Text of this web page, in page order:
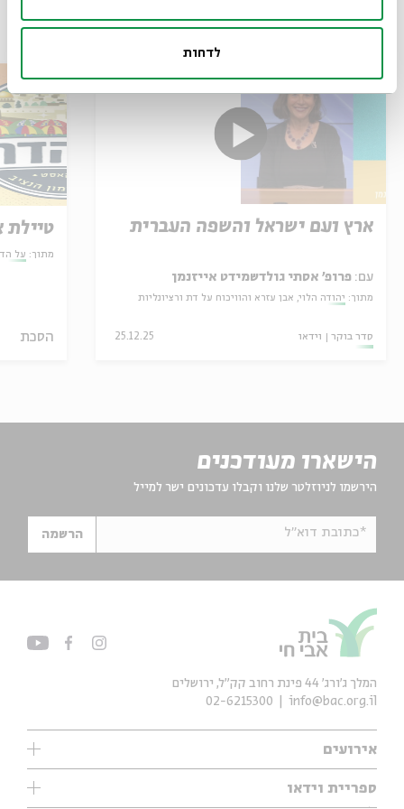
לדחות
עוד בבית אבי חי
ארץ ועם ישראל והשפה העברית
עם: פרופ' אסתי גולדשמידט אייזנמן
מתוך: יהודה הלוי, אבן עזרא והוויכוח על דת ורציונליות
סדר בוקר וידאו 25.12.25
טיילת
מתוך: על
הסכת
הישארו מעודכנים
הירשמו לניוזלטר שלנו וקבלו עדכונים ישר למייל
*כתובת דוא"ל הרשמה
אירועים
עיון
אנגלית
ספריית וידאו
המלך ג'ורג' 44 פינת רחוב קק״ל, ירושלים
info@bac.org.il
02-6215300